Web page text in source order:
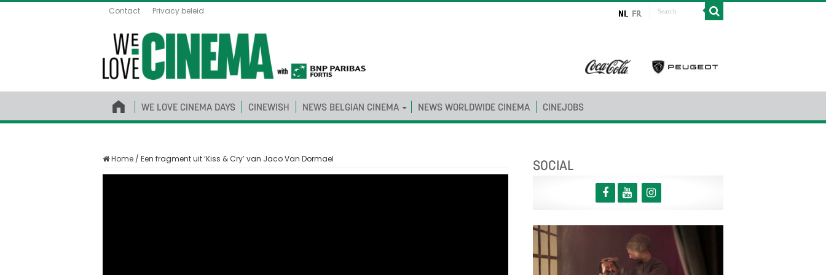
Contact Privacy beleid
WE LOVE CINEMA DAYS CINEWISH NEWS BELGIAN CINEMA NEWS WORLDWIDE CINEMA CINEJOBS
Home / Een fragment uit ‘Kiss & Cry’ van Jaco Van Dormael SOCIAL